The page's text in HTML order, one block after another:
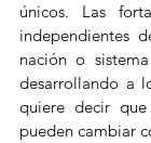
únicos. Las
independientes
nación o
desarrollando a
quiere decir
pueden cambiar